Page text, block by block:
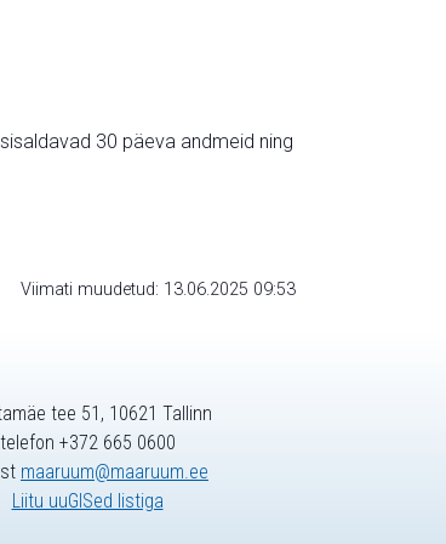
30 päeva andmeid ning
Viimati muudetud: 13.06.2025 09:53
tee 51, 10621 Tallinn
telefon +372 665 0600
maaruum@maaruum.ee
Liitu uuGISed listiga